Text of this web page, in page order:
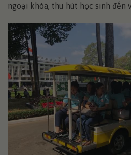
ngoại khóa, thu hút học sinh đến